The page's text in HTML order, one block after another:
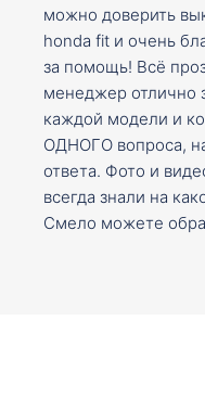
можно доверить
honda fit и очень
за помощь! Всё
менеджер отлично
каждой модели и
ОДНОГО вопроса,
ответа. Фото и
всегда знали на
Смело можете